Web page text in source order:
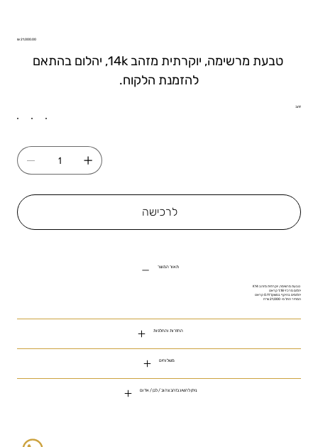
Price
טבעת מרשימה, יוקרתית מזהב 14k, יהלום בהתאם
להזמנת הלקוח.
זהב
לרכישה
תאור המוצר
טבעת מרשימה, יוקרתית מזהב K14
יהלום מרכזי 1.18 קראט
יהלומים בהיקף במשקל 0.11 קראט
המחיר החל מ- 21,000 ש״ח
החזרות והחלפות
משלוחים
ניתן להשיג בזהב צהוב / לבן / אדום